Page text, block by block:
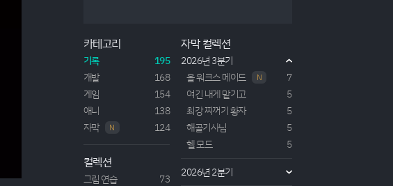
자중 한명인 "군세"의 덤블프를 플레이하고 있었다.
게임 속 세계가 워낙 할수있는게 많아서 전투직종과
생산직종이 인기 직종이었고 마술직종은 천대받기 일
쑤였는데, 몇명의...
카테고리
기록
195
개발
168
게임
154
애니
138
자막
N 124
컬렉션
그림 연습
73
자막 컬렉션
2026년 3분기
올 워크스 메이드
N
7
여긴 내게 맡기고
5
최강 찌꺼기 황자
5
해골기사님
5
헬 모드
5
2026년 2분기